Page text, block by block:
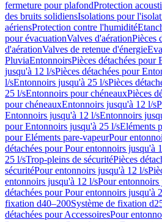
fermeture pour plafondProtection
des bruits solidiensIsolations pour
aériensProtection contre l'humidité
pour évacuationValves d'aérationPièces
d'aérationValves de retenue d'énergie
PluviaEntonnoirsPièces détachées pour
jusqu'à 12 l/sPièces détachées pour
l/sEntonnoirs jusqu'à 25 l/sPièces
25 l/sEntonnoirs pour chéneauxPièces
pour chéneauxEntonnoirs jusqu'à 12 l/s
Entonnoirs jusqu'à 12 l/sEntonnoirs
pour Entonnoirs jusqu'à 25 l/sEléments
pour Eléments pare-vapeurPour
détachées pour Pour entonnoirs jusqu'à
25 l/sTrop-pleins de sécuritéPièces
sécuritéPour entonnoirs jusqu'à 12 l/s
entonnoirs jusqu'à 12 l/sPour entonnoirs
détachées pour Pour entonnoirs jusqu'à
fixation d40–200Système de fixation
détachées pour AccessoiresPour